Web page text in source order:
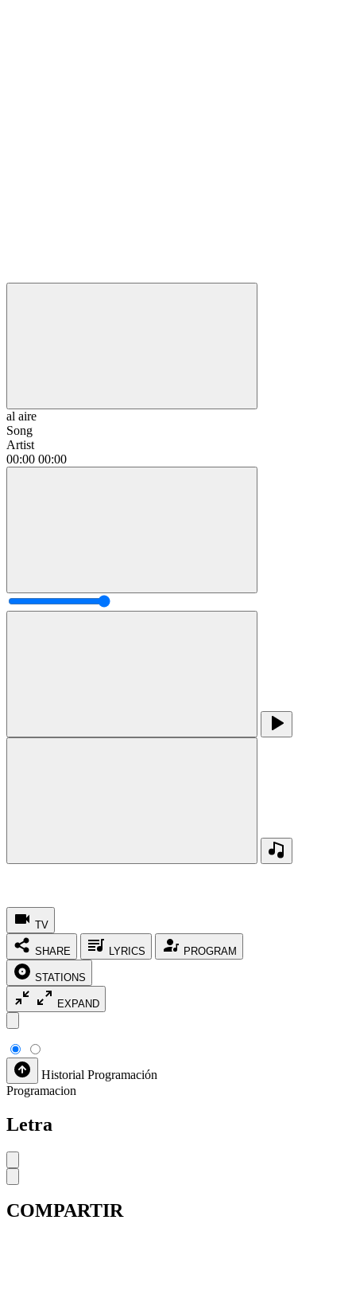
al aire
Song
Artist
00:00 00:00
TV
SHARE LYRICS PROGRAM
STATIONS
EXPAND
Historial Programación
Programacion
Letra
COMPARTIR